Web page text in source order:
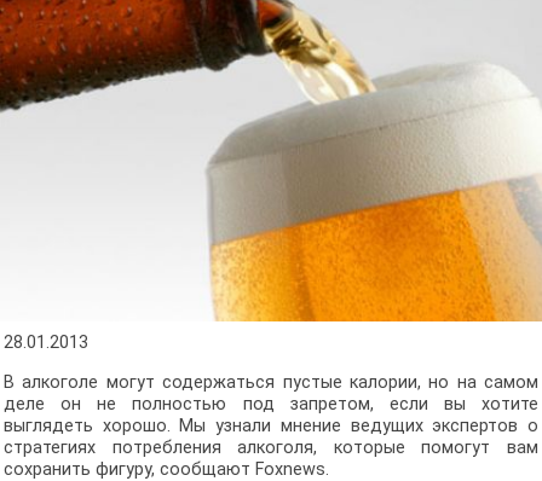
28.01.2013
В алкоголе могут содержаться пустые калории, но на самом
деле он не полностью под запретом, если вы хотите
выглядеть хорошо. Мы узнали мнение ведущих экспертов о
стратегиях потребления алкоголя, которые помогут вам
сохранить фигуру, сообщают Foxnews.